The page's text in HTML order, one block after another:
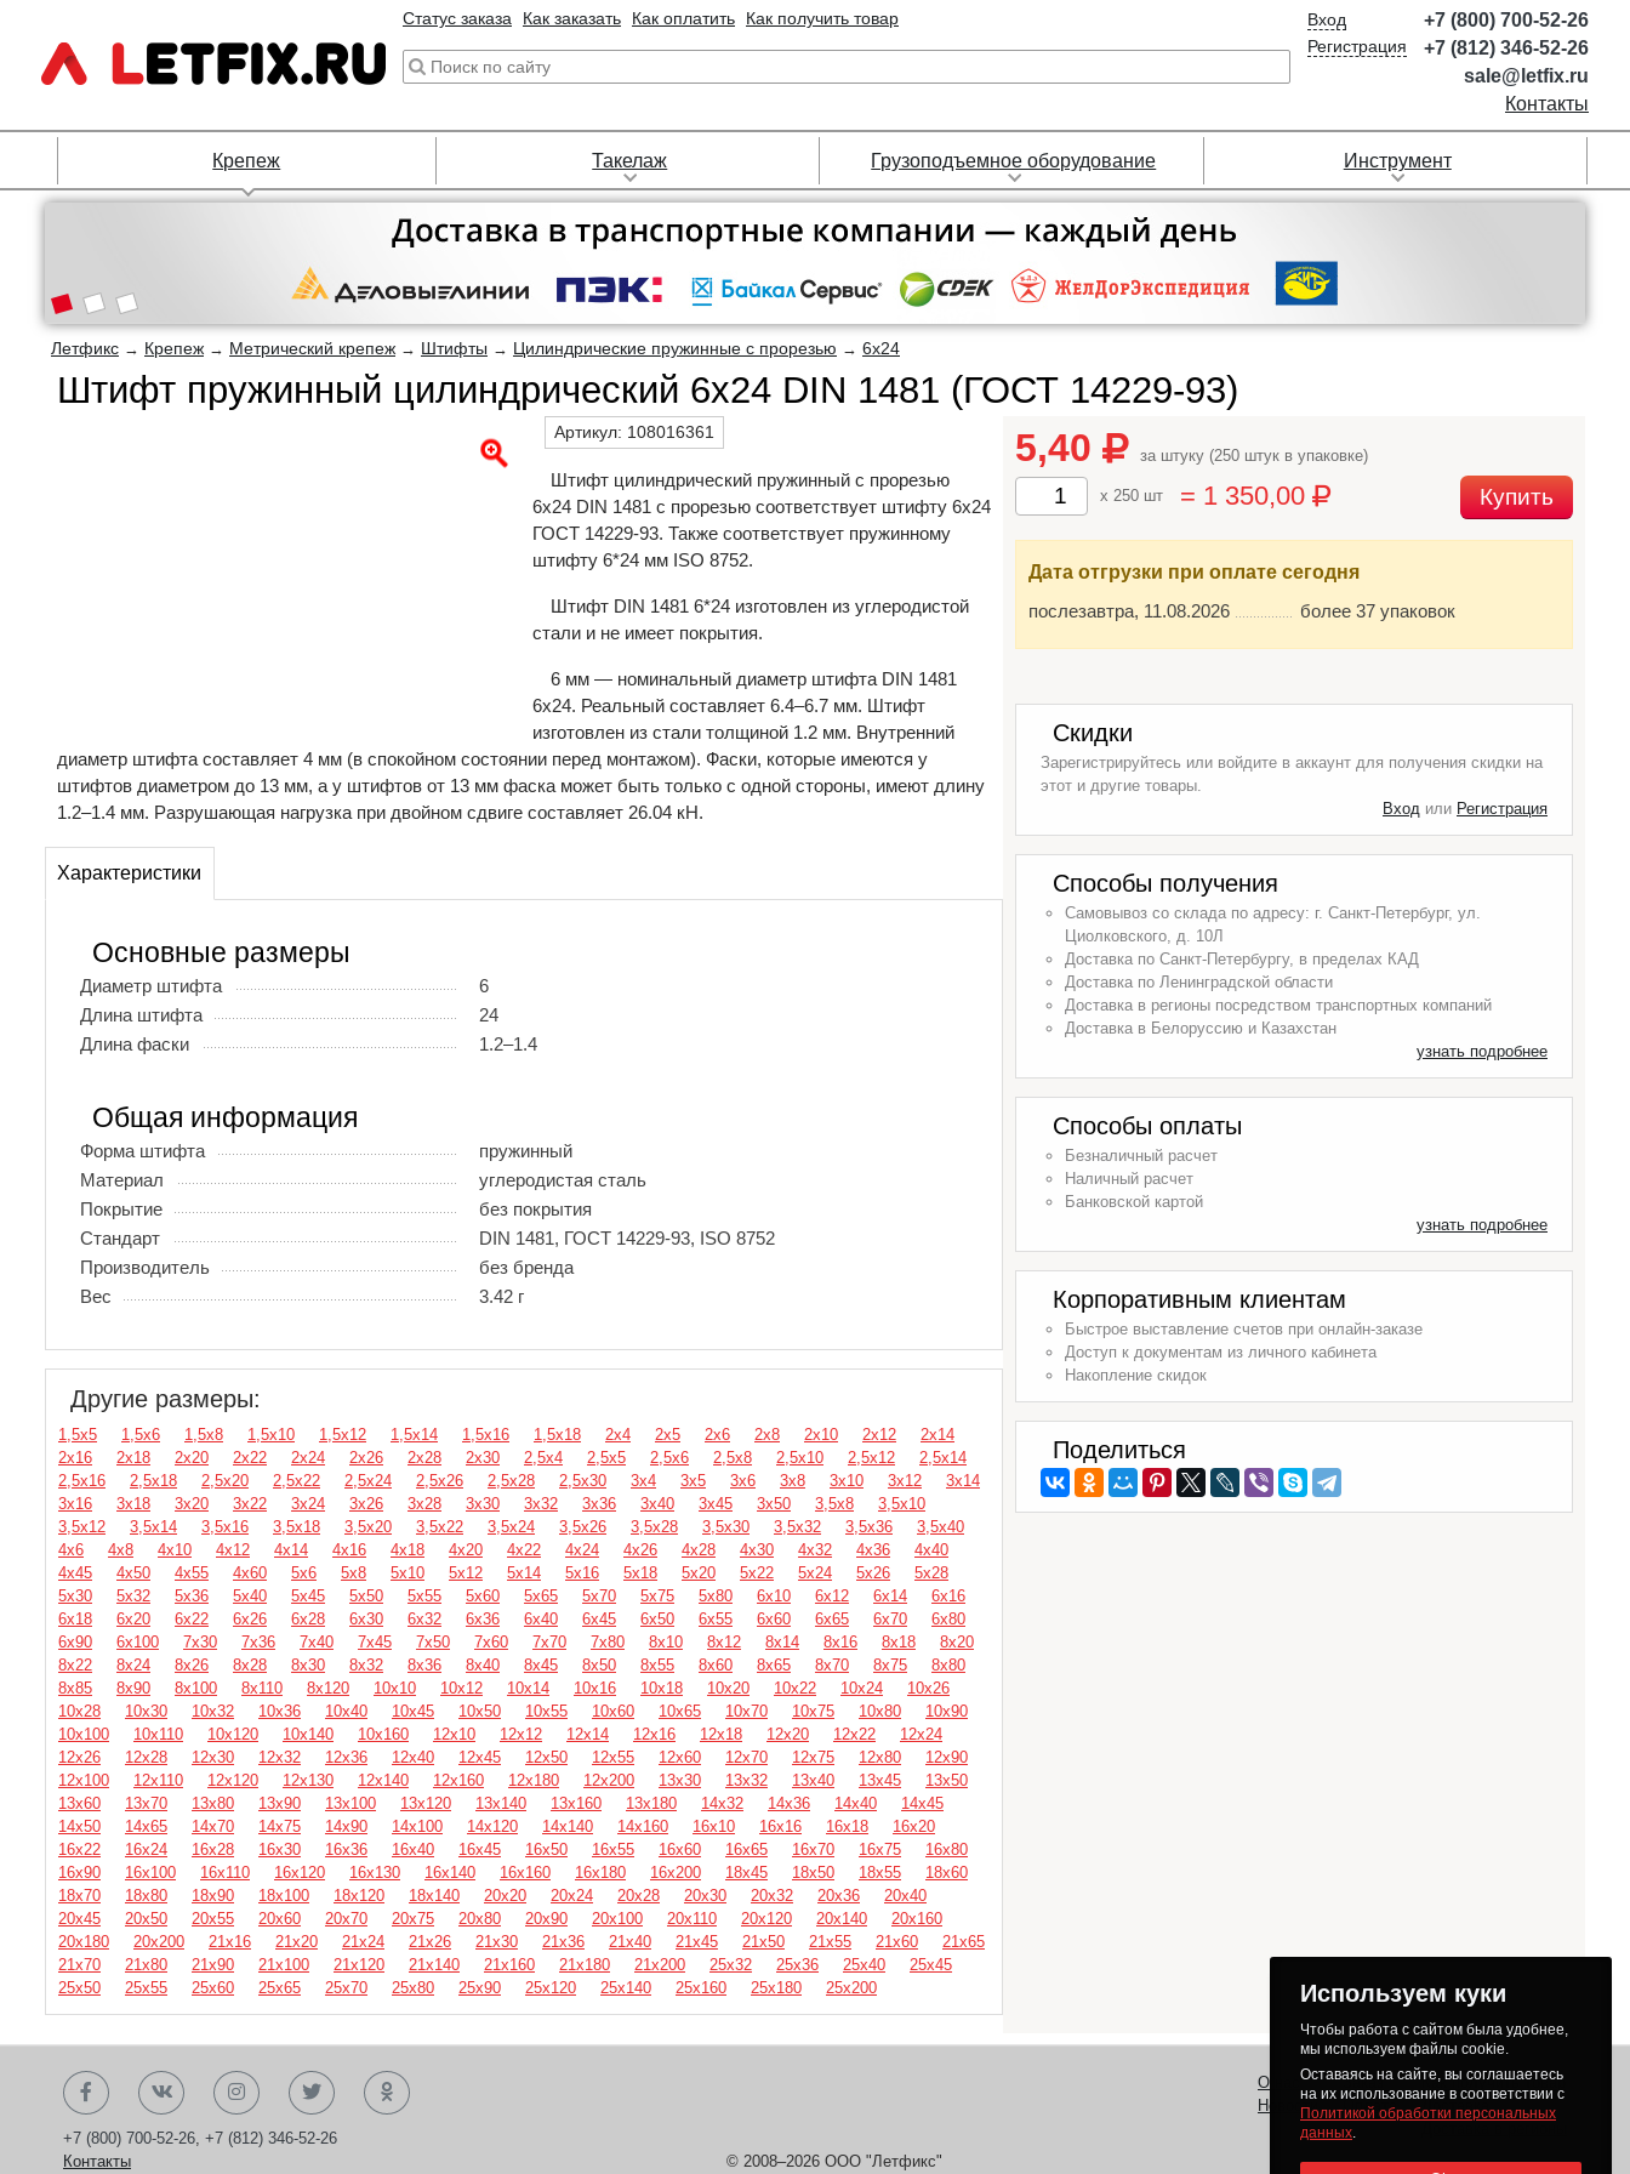
Статус заказа Как заказать Как оплатить Как получить товар
Вход
Регистрация
+7 (800) 700-52-26
+7 (812) 346-52-26
sale@letfix.ru
Контакты
Крепеж Такелаж Грузоподъемное оборудование Инструмент
Летфикс → Крепеж → Метрический крепеж → Штифты → Цилиндрические пружинные с прорезью → 6х24
Штифт пружинный цилиндрический 6х24 DIN 1481 (ГОСТ 14229-93)
Артикул: 108016361
Штифт цилиндрический пружинный с прорезью
6х24 DIN 1481 с прорезью соответствует штифту 6х24
ГОСТ 14229-93. Также соответствует пружинному
штифту 6*24 мм ISO 8752.
Штифт DIN 1481 6*24 изготовлен из углеродистой
стали и не имеет покрытия.
6 мм — номинальный диаметр штифта DIN 1481
6х24. Реальный составляет 6.4–6.7 мм. Штифт
изготовлен из стали толщиной 1.2 мм. Внутренний
диаметр штифта составляет 4 мм (в спокойном состоянии перед монтажом). Фаски, которые имеются у
штифтов диаметром до 13 мм, а у штифтов от 13 мм фаска может быть только с одной стороны, имеют длину
1.2–1.4 мм. Разрушающая нагрузка при двойном сдвиге составляет 26.04 кН.
Характеристики
Основные размеры
Диаметр штифта
6
Длина штифта
24
Длина фаски
1.2–1.4
Общая информация
Форма штифта
пружинный
Материал
углеродистая сталь
Покрытие
без покрытия
Стандарт
DIN 1481, ГОСТ 14229-93, ISO 8752
Производитель
без бренда
Вес
3.42 г
Другие размеры:
1,5х5 1,5х6 1,5х8 1,5х10 1,5х12 1,5х14 1,5х16 1,5х18 2х4 2х5 2х6 2х8 2х10 2х12
2х14
2х16
2х18 2х20 2х22 2х24 2х26 2х28 2х30 2,5х4 2,5х5 2,5х6 2,5х8 2,5х10 2,5х12
2,5х14
2,5х16
2,5х18 2,5х20 2,5х22 2,5х24 2,5х26 2,5х28 2,5х30 3х4 3х5 3х6 3х8 3х10 3х12
3х14
3х16
3х18 3х20 3х22 3х24 3х26 3х28 3х30 3х32 3х36 3х40 3х45 3х50 3,5х8
3,5х10
3,5х12
3,5х14 3,5х16 3,5х18 3,5х20 3,5х22 3,5х24 3,5х26 3,5х28 3,5х30 3,5х32 3,5х36
3,5х40
4х6
4х8 4х10 4х12 4х14 4х16 4х18 4х20 4х22 4х24 4х26 4х28 4х30 4х32 4х36
4х40
4х45
4х50 4х55 4х60 5х6 5х8 5х10 5х12 5х14 5х16 5х18 5х20 5х22 5х24 5х26
5х28
5х30
5х32 5х36 5х40 5х45 5х50 5х55 5х60 5х65 5х70 5х75 5х80 6х10 6х12 6х14
6х16
6х18
6х20 6х22 6х26 6х28 6х30 6х32 6х36 6х40 6х45 6х50 6х55 6х60 6х65 6х70
6х80
6х90
6х100 7х30 7х36 7х40 7х45 7х50 7х60 7х70 7х80 8х10 8х12 8х14 8х16 8х18
8х20
8х22
8х24 8х26 8х28 8х30 8х32 8х36 8х40 8х45 8х50 8х55 8х60 8х65 8х70 8х75
8х80
8х85
8х90 8х100 8х110 8х120 10х10 10х12 10х14 10х16 10х18 10х20 10х22 10х24
10х26
10х28
10х30 10х32 10х36 10х40 10х45 10х50 10х55 10х60 10х65 10х70 10х75 10х80
10х90
10х100
10х110 10х120 10х140 10х160 12х10 12х12 12х14 12х16 12х18 12х20 12х22
12х24
12х26
12х28 12х30 12х32 12х36 12х40 12х45 12х50 12х55 12х60 12х70 12х75 12х80
12х90
12х100
12х110 12х120 12х130 12х140 12х160 12х180 12х200 13х30 13х32 13х40 13х45
13х50
13х60
13х70 13х80 13х90 13х100 13х120 13х140 13х160 13х180 14х32 14х36 14х40
14х45
14х50
14х65 14х70 14х75 14х90 14х100 14х120 14х140 14х160 16х10 16х16 16х18
16х20
16х22
16х24 16х28 16х30 16х36 16х40 16х45 16х50 16х55 16х60 16х65 16х70 16х75
16х80
16х90
16х100 16х110 16х120 16х130 16х140 16х160 16х180 16х200 18х45 18х50 18х55
18х60
18х70
18х80 18х90 18х100 18х120 18х140 20х20 20х24 20х28 20х30 20х32 20х36
20х40
20х45
20х50 20х55 20х60 20х70 20х75 20х80 20х90 20х100 20х110 20х120 20х140
20х160
20х180
20х200 21х16 21х20 21х24 21х26 21х30 21х36 21х40 21х45 21х50 21х55 21х60
21х65
21х70
21х80 21х90 21х100 21х120 21х140 21х160 21х180 21х200 25х32 25х36 25х40
25х45
25х50
25х55 25х60 25х65 25х70 25х80 25х90 25х120 25х140 25х160 25х180 25х200
5,40 за штуку (250 штук в упаковке)
x 250 шт = 1 350,00 Купить
Дата отгрузки при оплате сегодня
послезавтра, 11.08.2026
более 37 упаковок
Скидки
Зарегистрируйтесь или войдите в аккаунт для получения скидки на
этот и другие товары.
Вход или Регистрация
Способы получения
Самовывоз со склада по адресу: г. Санкт-Петербург, ул.
Циолковского, д. 10Л
Доставка по Санкт-Петербургу, в пределах КАД
Доставка по Ленинградской области
Доставка в регионы посредством транспортных компаний
Доставка в Белоруссию и Казахстан
узнать подробнее
Способы оплаты
Безналичный расчет
Наличный расчет
Банковской картой
узнать подробнее
Корпоративным клиентам
Быстрое выставление счетов при онлайн-заказе
Доступ к документам из личного кабинета
Накопление скидок
Поделиться
+7 (800) 700-52-26, +7 (812) 346-52-26
Контакты
© 2008–2026 ООО "Летфикс"
О нас
Новости
Заказ
Оплата
Как получить товар
Доставка
Используем куки
Чтобы работа с сайтом была удобнее,
мы используем файлы cookie.
Оставаясь на сайте, вы соглашаетесь
на их использование в соответствии с
Политикой обработки персональных
данных.